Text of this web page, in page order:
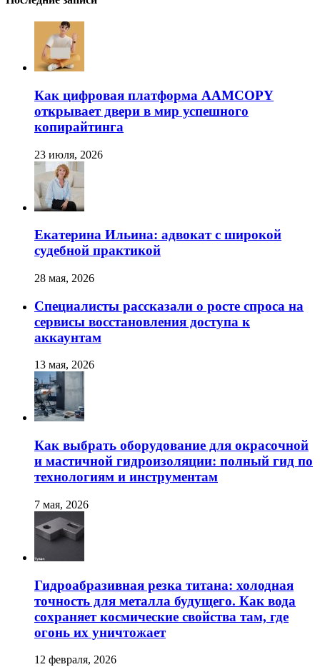
Как цифровая платформа AAMCOPY
открывает двери в мир успешного
копирайтинга
23 июля, 2026
Екатерина Ильина: адвокат с широкой
судебной практикой
28 мая, 2026
Специалисты рассказали о росте спроса на
сервисы восстановления доступа к
аккаунтам
13 мая, 2026
Как выбрать оборудование для окрасочной
и мастичной гидроизоляции: полный гид по
технологиям и инструментам
7 мая, 2026
Гидроабразивная резка титана: холодная
точность для металла будущего. Как вода
сохраняет космические свойства там, где
огонь их уничтожает
12 февраля, 2026